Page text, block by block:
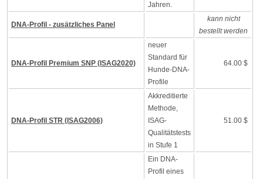
Jahren.
DNA-Profil - zusätzliches Panel
kann nicht
bestellt werden
DNA-Profil Premium SNP (ISAG2020)
neuer
Standard für
Hunde-DNA-
Profile
64.00 $
DNA-Profil STR (ISAG2006)
Akkreditierte
Methode,
ISAG-
Qualitätstests
in Stufe 1
51.00 $
Ein DNA-
Profil eines